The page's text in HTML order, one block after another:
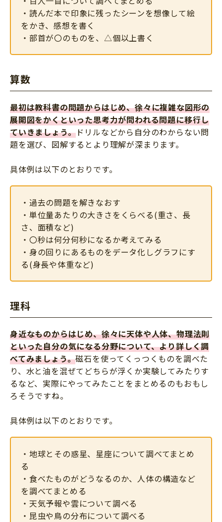
・読んだ本で印象に残ったシーンを想像して絵
をかき、感想を書く
・部首が〇のものを、△個以上書く
算数
最初は教科書の問題からはじめ、徐々に複雑な図形の
展開図をかくといった思考力が問われる問題に移行し
ていきましょう。ドリルなどから自分のわからない問
題を選び、図解するとより理解が深まります。
具体例は以下のとおりです。
・過去の問題を解きなおす
・単位量あたりの大きさをくらべる(重さ、長
さ、面積など)
・〇秒は何分何秒になるか考えてみる
・身の回りにあるものをデータ化しグラフにす
る(身長や体重など)
理科
身近なものからはじめ、徐々に天体や人体、物理法則
といった自分の気になる分野について、より詳しく調
べてみましょう。磁石を使ってくっつくものを調べた
り、水と油を混ぜてどちらが浮くか実験してみたりす
るなど、実際にやってみたことをまとめるのもおもし
ろそうですね。
具体例は以下のとおりです。
・地球とその惑星、星座について調べてまとめ
る
・食べたものがどうなるのか、人体の構造など
を調べてまとめる
・天気予報や雲について調べる
・昆虫や鳥の分布について調べる